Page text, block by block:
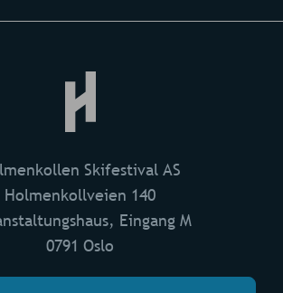
Skifestival AS
Holmenkollveien 140
Eingang M
0791 Oslo